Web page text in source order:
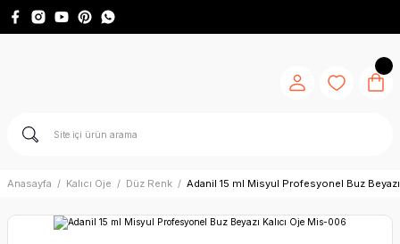
Anasayfa Kalıcı Oje Düz Renk Adanil 15 ml Misyul Profesyonel Buz